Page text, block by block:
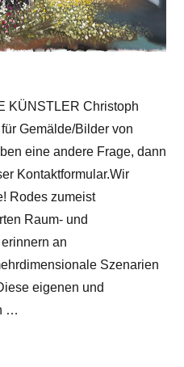
KÜNSTLER Christoph
Gemälde/Bilder von
eine andere Frage, dann
Kontaktformular.Wir
Rodes zumeist
Raum- und
an
Szenarien
eigenen und
…